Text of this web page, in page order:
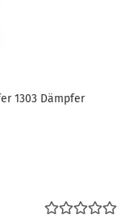
1303 Dämpfer